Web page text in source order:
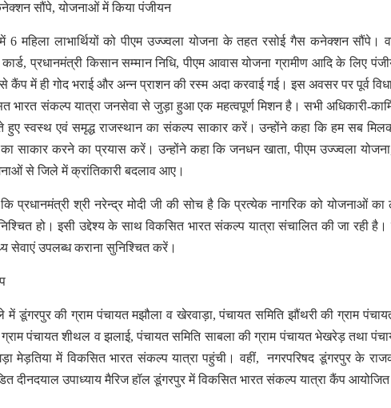
सौंपे, योजनाओं में किया पंजीयन
6 महिला लाभार्थियों को पीएम उज्ज्वला योजना के तहत रसोई गैस कनेक्शन सौंपे।
प्रधानमंत्री किसान सम्मान निधि, पीएम आवास योजना ग्रामीण आदि के लिए
कैंप में ही गोद भराई और अन्न प्राशन की रस्म अदा करवाई गई। इस अवसर पर पूर्व
भारत संकल्प यात्रा जनसेवा से जुड़ा हुआ एक महत्वपूर्ण मिशन है। सभी अधिकारी-
स्वस्थ एवं समृद्ध राजस्थान का संकल्प साकार करें। उन्होंने कहा कि हम सब
साकार करने का प्रयास करें। उन्होंने कहा कि जनधन खाता, पीएम उज्ज्वला
से जिले में क्रांतिकारी बदलाव आए।
प्रधानमंत्री श्री नरेन्द्र मोदी जी की सोच है कि प्रत्येक नागरिक को योजनाओं
हो। इसी उद्देश्य के साथ विकसित भारत संकल्प यात्रा संचालित की जा रही
सेवाएं उपलब्ध कराना सुनिश्चित करें।
में डूंगरपुर की ग्राम पंचायत मझौला व खेरवाड़ा, पंचायत समिति झौंथरी की ग्राम
पंचायत शीथल व झलाई, पंचायत समिति साबला की ग्राम पंचायत भेखरेड़ तथा
मेड़तिया में विकसित भारत संकल्प यात्रा पहुंची। वहीं, नगरपरिषद डूंगरपुर के
दीनदयाल उपाध्याय मैरिज हॉल डूंगरपुर में विकसित भारत संकल्प यात्रा कैंप आयोजित